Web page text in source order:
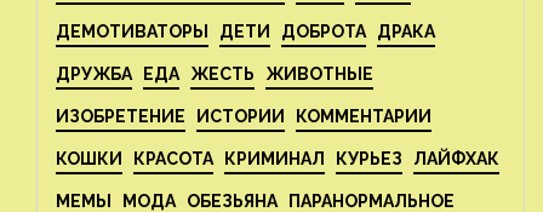
ДЕМОТИВАТОРЫ ДЕТИ ДОБРОТА ДРАКА
ДРУЖБА ЕДА ЖЕСТЬ ЖИВОТНЫЕ
ИЗОБРЕТЕНИЕ ИСТОРИИ КОММЕНТАРИИ
КОШКИ КРАСОТА КРИМИНАЛ КУРЬЕЗ ЛАЙФХАК
МЕМЫ МОДА ОБЕЗЬЯНА ПАРАНОРМАЛЬНОЕ